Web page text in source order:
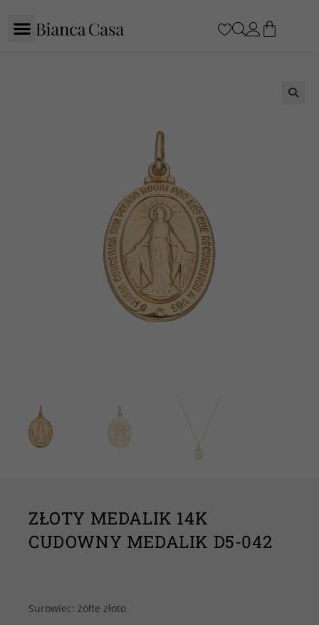
ZŁOTY MEDALIK 14K
CUDOWNY MEDALIK D5-042
Surowiec: żółte złoto